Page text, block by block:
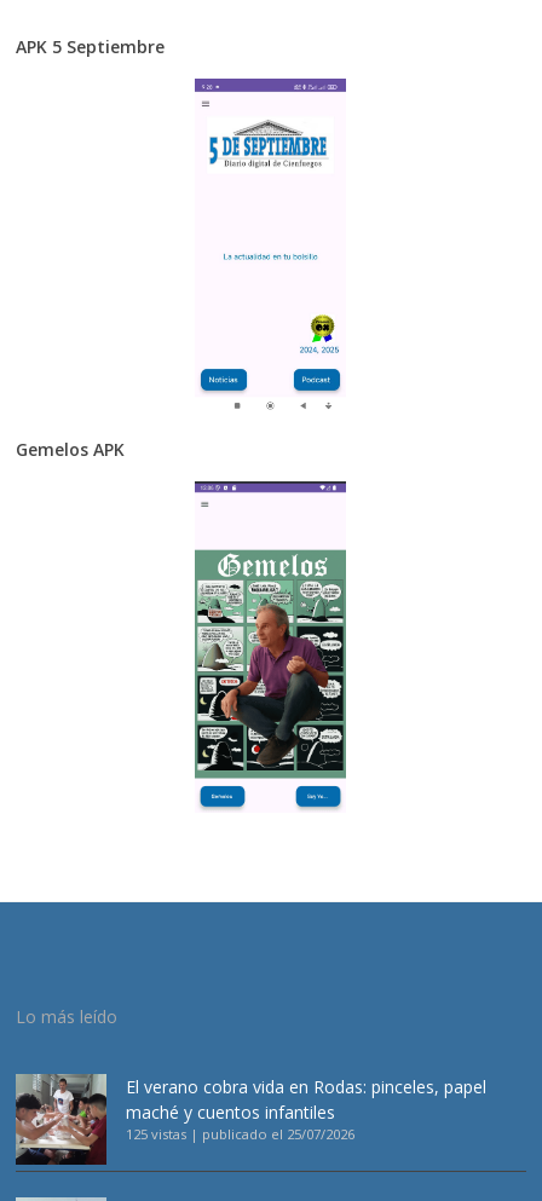
APK 5 Septiembre
Gemelos APK
Lo más leído
El verano cobra vida en Rodas: pinceles, papel
maché y cuentos infantiles
125 vistas | publicado el 25/07/2026